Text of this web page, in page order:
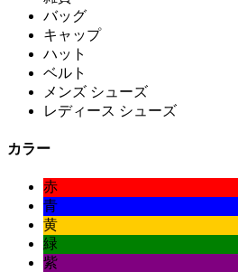
バッグ
キャップ
ハット
ベルト
メンズ シューズ
レディース シューズ
カラー
赤
青
黄
緑
紫